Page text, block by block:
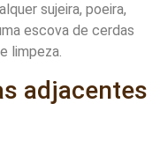
sujeira, poeira,
escova de cerdas
limpeza.
adjacentes